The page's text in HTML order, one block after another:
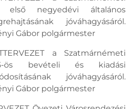
első negyedévi általános
jóváhagyásáról.
Gábor polgármester
a Szatmárnémeti
ös bevételi és kiadási
jóváhagyásáról.
Gábor polgármester